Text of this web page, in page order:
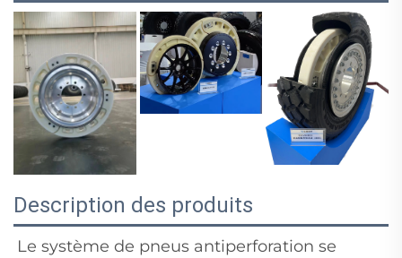
Description des produits
Le système de pneus antiperforation se